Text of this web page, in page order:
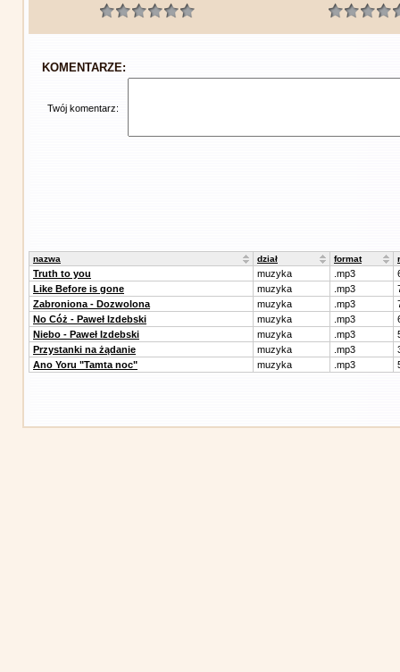
KOMENTARZE:
Twój komentarz:
nazwa dział format
Truth to you muzyka .mp3
Like Before is gone
muzyka .mp3
Zabroniona - Dozwolona
muzyka .mp3
No Cóż - Paweł Izdebski
muzyka .mp3
Niebo - Paweł Izdebski
muzyka .mp3
Przystanki na żądanie
muzyka .mp3
Ano Yoru "Tamta noc"
muzyka .mp3